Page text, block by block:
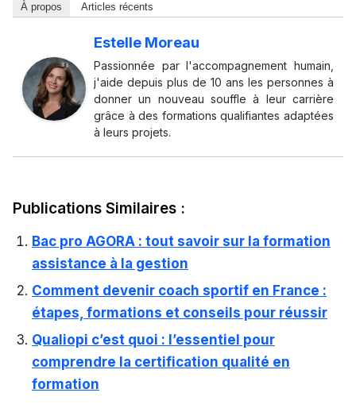
À propos Articles récents
Estelle Moreau
Passionnée par l'accompagnement humain,
j'aide depuis plus de 10 ans les personnes à
donner un nouveau souffle à leur carrière
grâce à des formations qualifiantes adaptées
à leurs projets.
Publications Similaires :
Bac pro AGORA : tout savoir sur la formation
assistance à la gestion
Comment devenir coach sportif en France :
étapes, formations et conseils pour réussir
Qualiopi c’est quoi : l’essentiel pour
comprendre la certification qualité en
formation